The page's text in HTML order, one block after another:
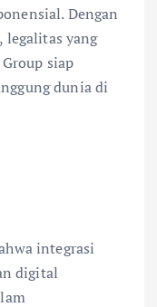
Dengan
legalitas yang
siap
dunia di
integrasi
digital